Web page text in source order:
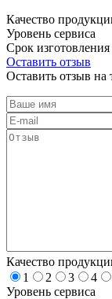
Качество
Уровень сервиса
Срок изготовления
Оставить отзыв
Оставить отзыв
Качество
1
2 3 4
Уровень сервиса